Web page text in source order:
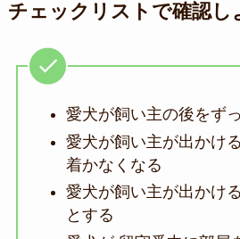
チェックリストで確認し
愛犬が飼い主の後をず
愛犬が飼い主が出かけ
着かなくなる
愛犬が飼い主が出かけ
とする